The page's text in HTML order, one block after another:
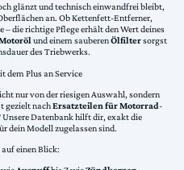
glänzt und technisch einwandfrei bleibt,
an. Ob Kettenfett-Entferner,
die richtige Pflege erhält den Wert deines
und einem sauberenÖlfiltersorgst
des Triebwerks.
dem Plus an Service
nur von der riesigen Auswahl, sondern
gezielt nachErsatzteilen für Motorrad-
Unsere Datenbank hilft dir, exakt die
dein Modell zugelassen sind.
einen Blick: